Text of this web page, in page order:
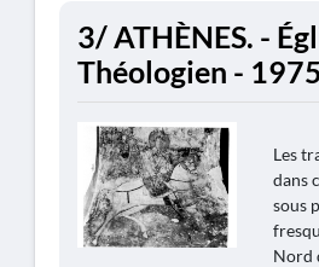
3/ ATHÈNES. -
Théologien - 1975
Les
dans
sous
Nord